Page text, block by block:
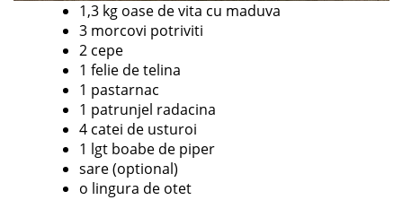
1,3 kg oase de vita cu maduva
3 morcovi potriviti
2 cepe
1 felie de telina
1 pastarnac
1 patrunjel radacina
4 catei de usturoi
1 lgt boabe de piper
sare (optional)
o lingura de otet